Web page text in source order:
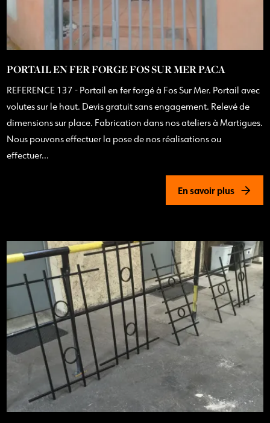
PORTAIL EN FER FORGE FOS SUR MER PACA
REFERENCE 137 - Portail en fer forgé à Fos Sur Mer. Portail avec
volutes sur le haut. Devis gratuit sans engagement. Relevé de
dimensions sur place. Fabrication dans nos ateliers à Martigues.
Nous pouvons effectuer la pose de nos réalisations ou
effectuer...
En savoir plus